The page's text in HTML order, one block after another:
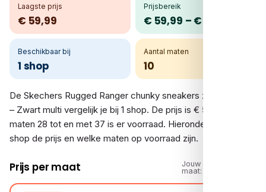
Laagste prijs
€ 59,99
Prijsbereik
€ 59,99 – € 59,99
Beschikbaar bij
1 shop
Aantal maten
10
De Skechers Rugged Ranger chunky sneakers zwart/blauw
– Zwart multi vergelijk je bij 1 shop. De prijs is € 59,99. In de
maten 28 tot en met 37 is er voorraad. Hieronder zie je per
shop de prijs en welke maten op voorraad zijn.
Prijs per maat
Jouw
maat: